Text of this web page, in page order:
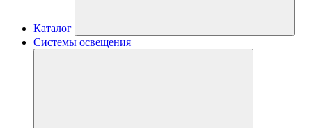
Каталог
Системы освещения